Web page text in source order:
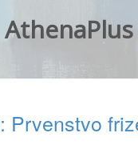
Prvenstvo